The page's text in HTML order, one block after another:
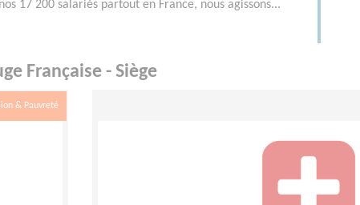
17 200 salariés partout en France, nous agissons...
Française - Siège
& Pauvreté